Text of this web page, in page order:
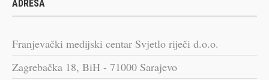
ADRESA
Franjevački medijski centar Svjetlo riječi d.o.o.
Zagrebačka 18, BiH - 71000 Sarajevo